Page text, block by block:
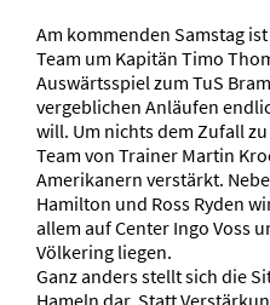
Am kommenden Samstag
Team um Kapitän Timo
Auswärtsspiel zum TuS
vergeblichen Anläufen
will. Um nichts dem Zufall
Team von Trainer Martin
Amerikanern verstärkt.
Hamilton und Ross Ryden
allem auf Center Ingo Voss
Völkering liegen.
Ganz anders stellt sich die